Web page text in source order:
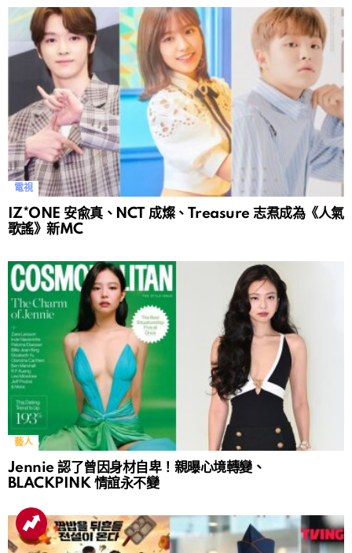
電視
IZ*ONE 安兪真、NCT 成燦、Treasure 志焄成為《人氣
歌謠》新MC
藝人
Jennie 認了曾因身材自卑！親曝心境轉變、
BLACKPINK 情誼永不變